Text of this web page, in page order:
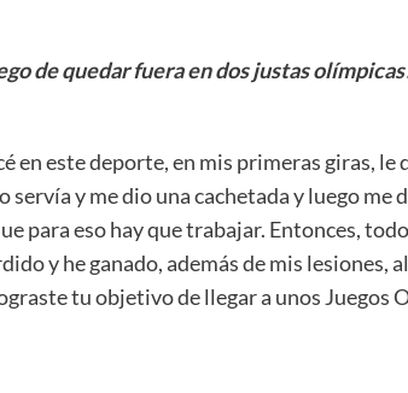
de quedar fuera en dos justas
en este deporte, en mis primeras giras,
servía y me dio una cachetada y luego me
para eso hay que trabajar. Entonces,
y he ganado, además de mis lesiones,
tu objetivo de llegar a unos Juegos